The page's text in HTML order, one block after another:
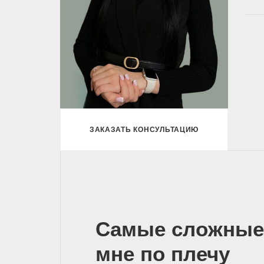
ЗАКАЗАТЬ КОНСУЛЬТАЦИЮ
Самые
мне по плечу